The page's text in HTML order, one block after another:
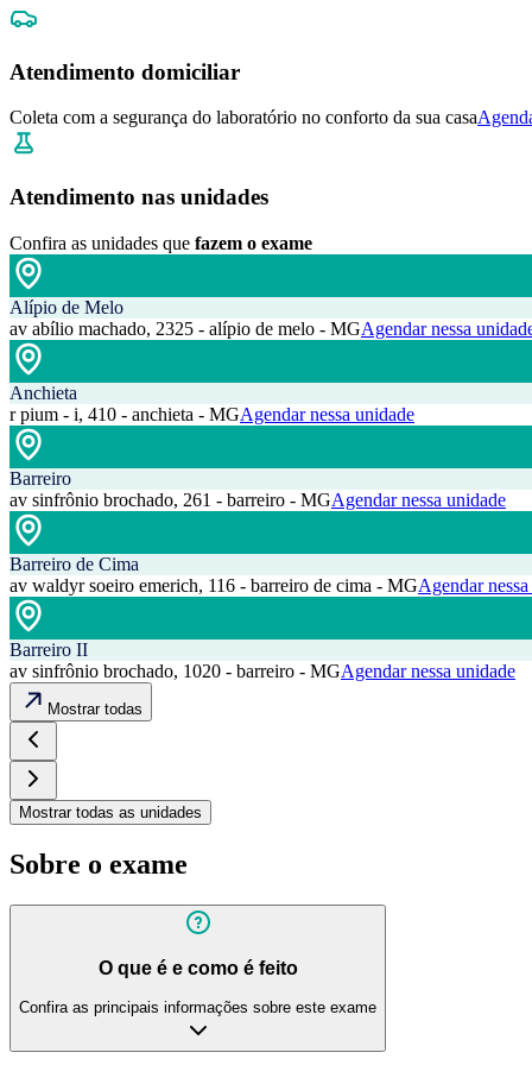
Atendimento domiciliar
Coleta com a segurança do laboratório no conforto da sua casa
Atendimento nas unidades
Confira as unidades que fazem o exame
Alípio de Melo
av abílio machado, 2325 - alípio de melo - MGAgendar nessa
Anchieta
r pium - i, 410 - anchieta - MGAgendar nessa unidade
Barreiro
av sinfrônio brochado, 261 - barreiro - MGAgendar nessa unidade
Barreiro de Cima
av waldyr soeiro emerich, 116 - barreiro de cima - MGAgendar
Barreiro II
av sinfrônio brochado, 1020 - barreiro - MGAgendar nessa unidade
Mostrar todas
Mostrar todas as unidades
Sobre o exame
O que é e como é feito
Confira as principais informações sobre este exame